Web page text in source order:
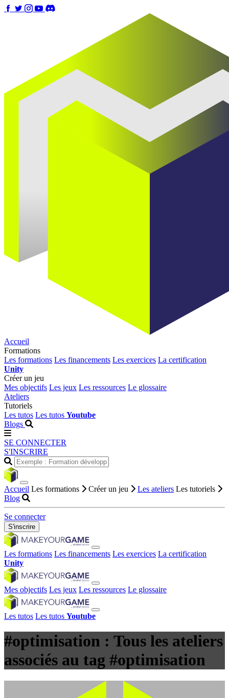
Accueil
Formations
Les formations Les financements Les exercices La certification
Unity
Créer un jeu
Mes objectifs Les jeux Les ressources Le glossaire
Ateliers
Tutoriels
Les tutos Les tutos Youtube
Blogs
SE CONNECTER
S'INSCRIRE
Accueil Les formations Créer un jeu Les ateliers Les tutoriels
Blog
Se connecter
S'inscrire
Les formations Les financements Les exercices La certification
Unity
Mes objectifs Les jeux Les ressources Le glossaire
Les tutos Les tutos Youtube
#optimisation : Tous les ateliers
associés au tag #optimisation